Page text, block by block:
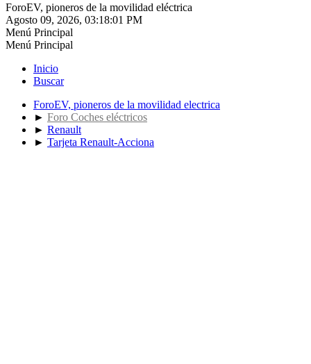
ForoEV, pioneros de la movilidad eléctrica
Agosto 09, 2026, 03:18:01 PM
Menú Principal
Menú Principal
Inicio
Buscar
ForoEV, pioneros de la movilidad electrica
► Foro Coches eléctricos
► Renault
► Tarjeta Renault-Acciona